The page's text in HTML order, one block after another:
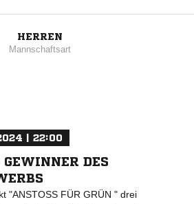
HERREN
Mannschaftsart
| 22:00
DES
"ANSTOSS FÜR GRÜN " drei